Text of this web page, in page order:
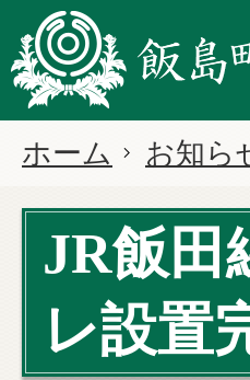
ホーム お知ら
JR飯田
レ設置